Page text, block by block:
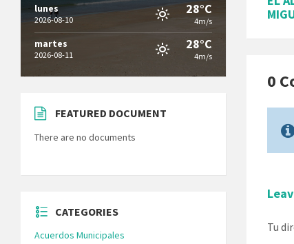
0
Tu
lunes
2026-08-10
28°C
4m/s
martes
2026-08-11
28°C
4m/s
FEATURED DOCUMENT
There are no documents
CATEGORIES
Acuerdos Municipales